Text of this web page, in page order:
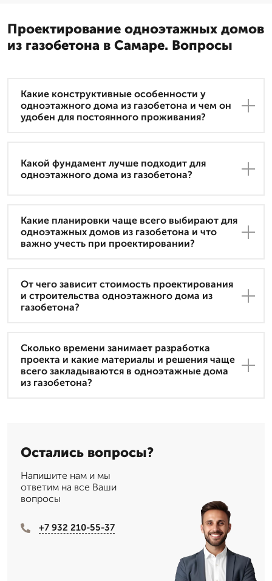
Проектирование одноэтажных домов
из газобетона в Самаре. Вопросы
Какие конструктивные особенности у
одноэтажного дома из газобетона и чем он
удобен для постоянного проживания?
Какой фундамент лучше подходит для
одноэтажного дома из газобетона?
Какие планировки чаще всего выбирают для
одноэтажных домов из газобетона и что
важно учесть при проектировании?
От чего зависит стоимость проектирования
и строительства одноэтажного дома из
газобетона?
Сколько времени занимает разработка
проекта и какие материалы и решения чаще
всего закладываются в одноэтажные дома
из газобетона?
Остались вопросы?
Напишите нам и мы
ответим на все Ваши
вопросы
+7 932 210-55-37